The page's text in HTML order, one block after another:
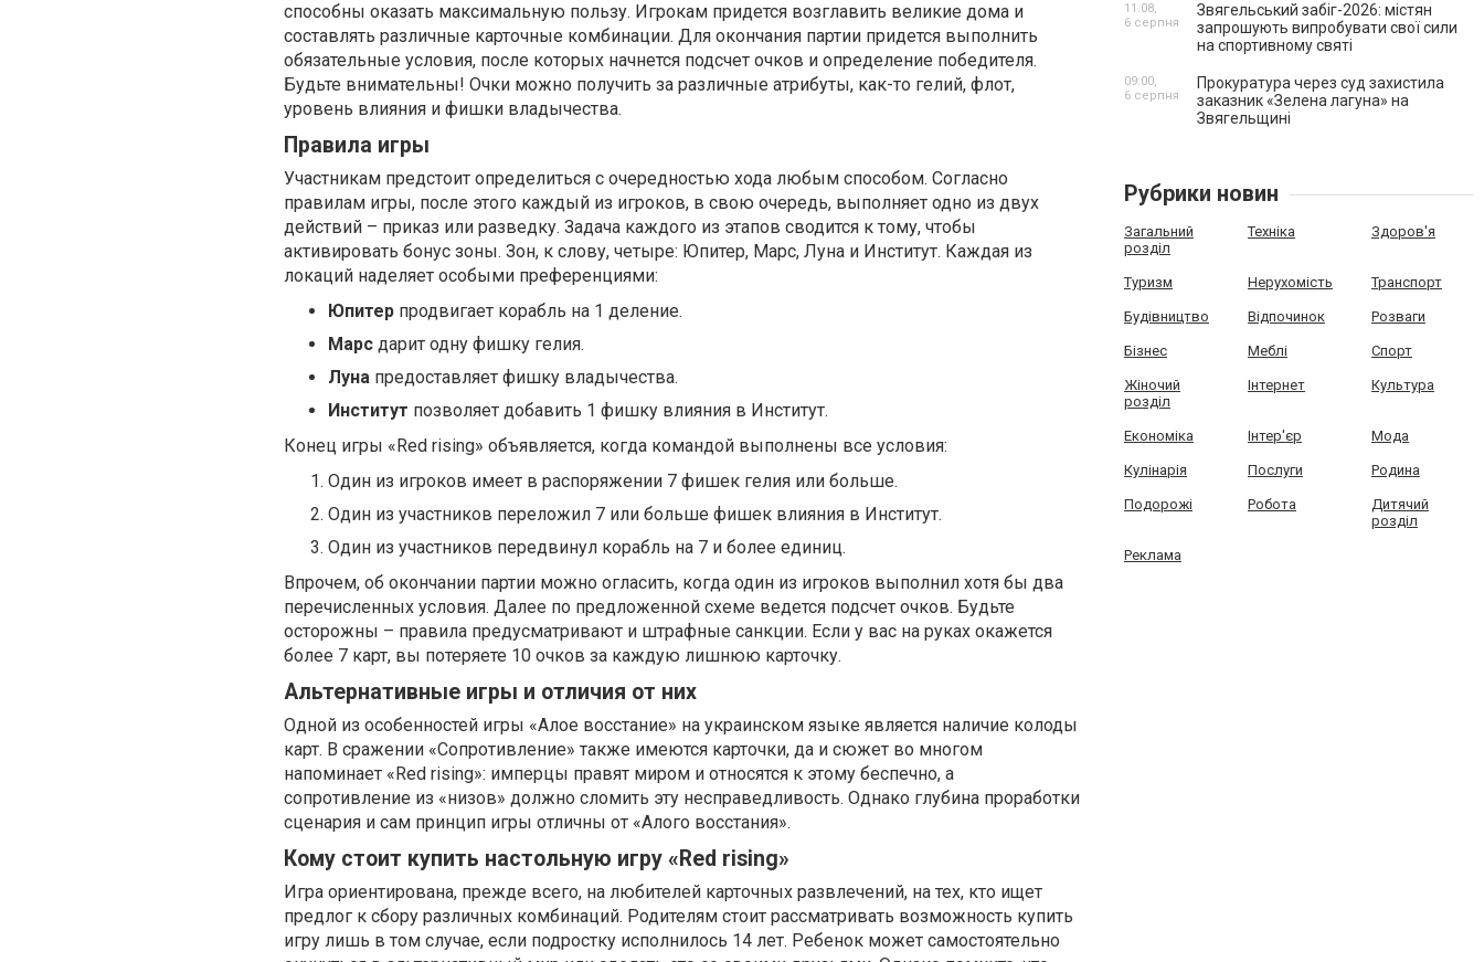
способны оказать максимальную пользу. Игрокам придется возглавить великие дома и
составлять различные карточные комбинации. Для окончания партии придется выполнить
обязательные условия, после которых начнется подсчет очков и определение победителя.
Будьте внимательны! Очки можно получить за различные атрибуты, как-то гелий, флот,
уровень влияния и фишки владычества.
Правила игры
Участникам предстоит определиться с очередностью хода любым способом. Согласно
правилам игры, после этого каждый из игроков, в свою очередь, выполняет одно из двух
действий – приказ или разведку. Задача каждого из этапов сводится к тому, чтобы
активировать бонус зоны. Зон, к слову, четыре: Юпитер, Марс, Луна и Институт. Каждая из
локаций наделяет особыми преференциями:
Юпитер продвигает корабль на 1 деление.
Марс дарит одну фишку гелия.
Луна предоставляет фишку владычества.
Институт позволяет добавить 1 фишку влияния в Институт.
Конец игры «Red rising» объявляется, когда командой выполнены все условия:
Один из игроков имеет в распоряжении 7 фишек гелия или больше.
Один из участников переложил 7 или больше фишек влияния в Институт.
Один из участников передвинул корабль на 7 и более единиц.
Впрочем, об окончании партии можно огласить, когда один из игроков выполнил хотя бы два
перечисленных условия. Далее по предложенной схеме ведется подсчет очков. Будьте
осторожны – правила предусматривают и штрафные санкции. Если у вас на руках окажется
более 7 карт, вы потеряете 10 очков за каждую лишнюю карточку.
Альтернативные игры и отличия от них
Одной из особенностей игры «Алое восстание» на украинском языке является наличие колоды
карт. В сражении «Сопротивление» также имеются карточки, да и сюжет во многом
напоминает «Red rising»: имперцы правят миром и относятся к этому беспечно, а
сопротивление из «низов» должно сломить эту несправедливость. Однако глубина проработки
сценария и сам принцип игры отличны от «Алого восстания».
Кому стоит купить настольную игру «Red rising»
Игра ориентирована, прежде всего, на любителей карточных развлечений, на тех, кто ищет
предлог к сбору различных комбинаций. Родителям стоит рассматривать возможность купить
игру лишь в том случае, если подростку исполнилось 14 лет. Ребенок может самостоятельно
Звягельський забіг-2026: містян
запрошують випробувати свої сили
на спортивному святі
11:08,
6 серпня
Прокуратура через суд захистила
заказник «Зелена лагуна» на
Звягельщині
09:00,
6 серпня
Рубрики новин
Загальний
розділ
Техніка Здоров'я
Туризм Нерухомість Транспорт
Будівництво Відпочинок Розваги
Бізнес Меблі Спорт
Жіночий
розділ
Інтернет Культура
Економіка Інтер'єр Мода
Кулінарія Послуги Родина
Подорожі Робота
Дитячий
розділ
Реклама